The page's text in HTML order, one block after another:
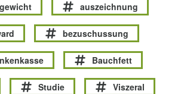
auszeichnung
bezuschussung
Bauchfett
Studie Viszeral